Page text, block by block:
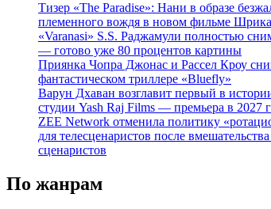
Тизер «The Paradise»: Нани в образе
племенного вождя в новом фильме
«Varanasi» S.S. Раджамули полностью
— готово уже 80 процентов картины
Приянка Чопра Джонас и Рассел Кроу
фантастическом триллере «Bluefly»
Варун Дхаван возглавит первый в
студии Yash Raj Films — премьера в 2027
ZEE Network отменила политику
для телесценаристов после
сценаристов
По жанрам